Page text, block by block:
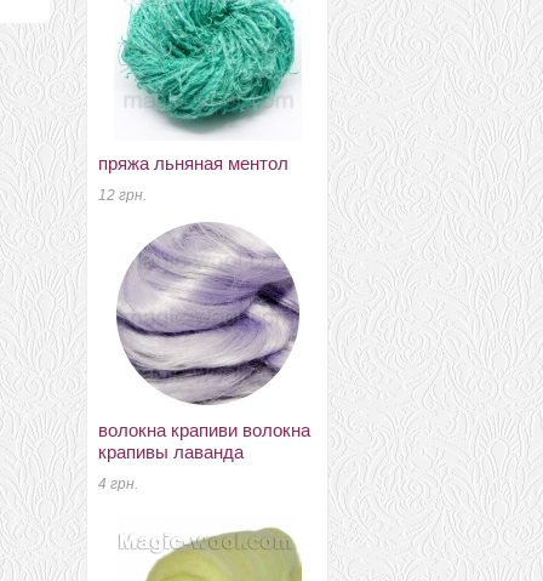
пряжа льняная ментол
12 грн.
волокна крапиви волокна
крапивы лаванда
4 грн.
муліне для вишивання
№33 бововна
8 грн.
кабюшоны 25мм 25мм
№35
36 грн.